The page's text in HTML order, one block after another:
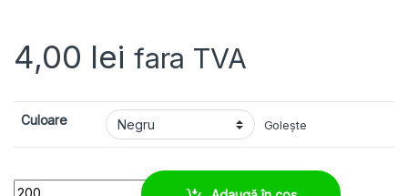
4,00 lei fara TVA
Culoare Golește
Manson impletit extensibil 07-16 mm, rezistent chimic si mecanic